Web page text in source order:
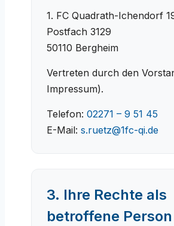
1. FC Quadrath-Ichendorf
Postfach 3129
50110 Bergheim
Vertreten durch den
Impressum).
Telefon: 02271 – 9 51 45
E-Mail: s.ruetz@1fc-qi.de
3. Ihre Rechte als
betroffene Person